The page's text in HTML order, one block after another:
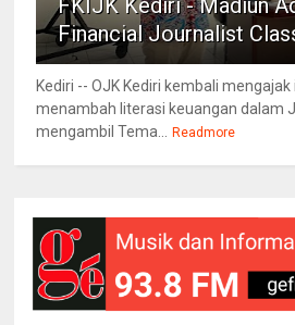
FKIJK Kediri - Madiun
Financial Journalist
Kediri -- OJK Kediri kembali
menambah literasi keuangan dalam
mengambil Tema...
Readmore